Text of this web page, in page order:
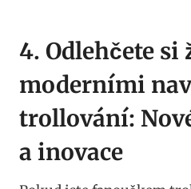
4. Odlehčete‌ si
moderními
trollování:
a ⁣inovace